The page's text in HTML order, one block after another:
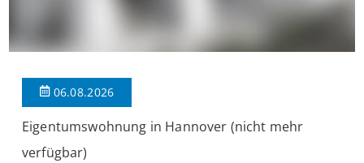
06.08.2026
Eigentumswohnung in Hannover (nicht mehr
verfügbar)